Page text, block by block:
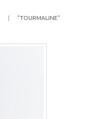
"TOURMALINE"